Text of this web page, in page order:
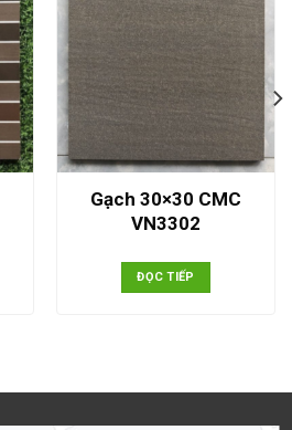
Gạch 30×30 CMC
VN3302
ĐỌC TIẾP